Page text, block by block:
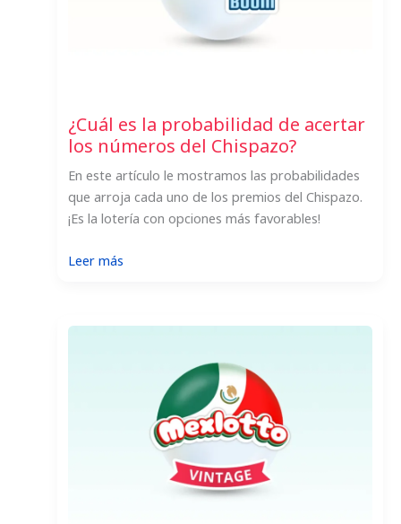
¿Cuál es la probabilidad de acertar
los números del Chispazo?
En este artículo le mostramos las probabilidades
que arroja cada uno de los premios del Chispazo.
¡Es la lotería con opciones más favorables!
Leer más:
la
acertar
números
Chispazo?